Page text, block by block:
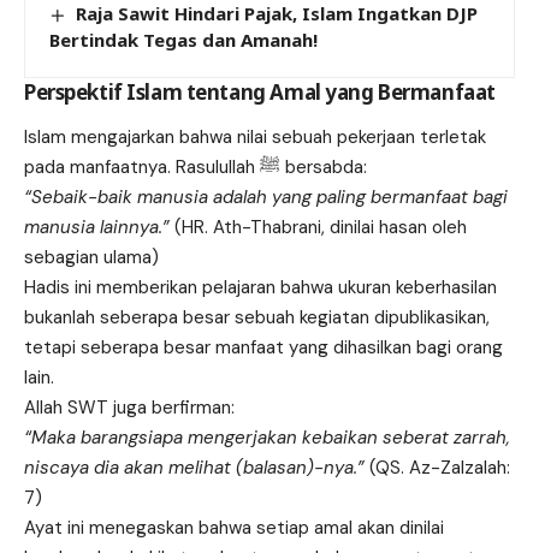
Raja Sawit Hindari Pajak, Islam Ingatkan DJP
Bertindak Tegas dan Amanah!
Perspektif Islam tentang Amal yang Bermanfaat
Islam mengajarkan bahwa nilai sebuah pekerjaan terletak
pada manfaatnya. Rasulullah ﷺ bersabda:
“Sebaik-baik manusia adalah yang paling bermanfaat bagi
manusia lainnya.” (HR. Ath-Thabrani, dinilai hasan oleh
sebagian ulama)
Hadis ini memberikan pelajaran bahwa ukuran keberhasilan
bukanlah seberapa besar sebuah kegiatan dipublikasikan,
tetapi seberapa besar manfaat yang dihasilkan bagi orang
lain.
Allah SWT juga berfirman:
“Maka barangsiapa mengerjakan kebaikan seberat zarrah,
niscaya dia akan melihat (balasan)-nya.” (QS. Az-Zalzalah:
7)
Ayat ini menegaskan bahwa setiap amal akan dinilai